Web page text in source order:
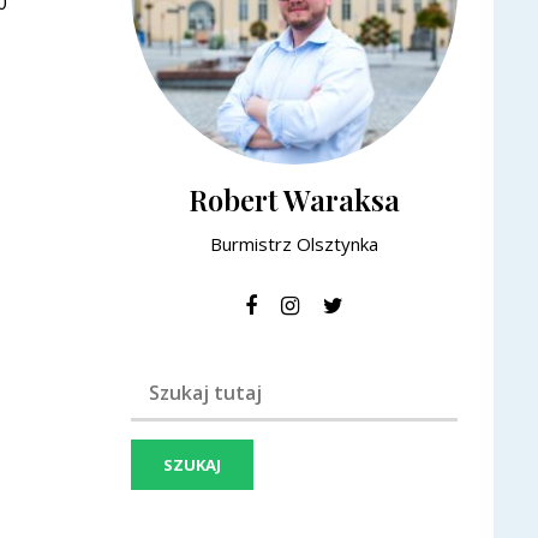
Robert Waraksa
Burmistrz Olsztynka
Szukaj frazy: